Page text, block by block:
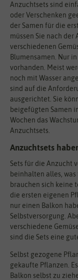
Anzuchtsets sind
oder Verschenken
der Samen für die
müssen Sie nach der
verschiedenen
Blumensamen. Nur
vorhanden. Meist
noch mit Wasser
sind auf die
ausgerichtet. Sie
beigefügten Samen
Wochen das
Anzuchtsets.
Anzuchtsets
Sets für die Anzucht
beinhalten alles,
brauchen sich keine
die ersten eigenen
nur einen Balkon
Selbstversorgung.
verschiedene
sind die Sets eine
Selbst gezogene
gekaufte Pflanzen.
Balkon selbst zu